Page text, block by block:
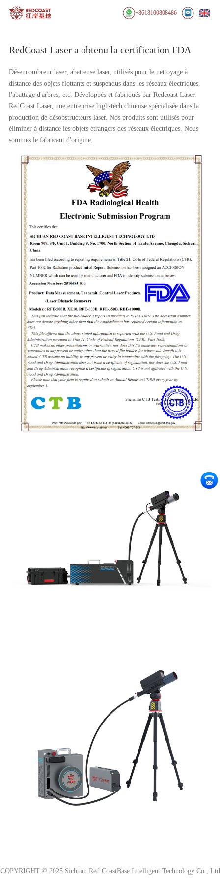
+8618100808486
RedCoast Laser a obtenu la certification FDA
Désencombreur laser, abatteuse laser, utilisés pour le nettoyage à
distance des objets flottants et suspendus dans les réseaux électriques,
l'abattage d'arbres, etc. Développés et fabriqués par Redcoast Laser.
RedCoast Laser, une entreprise high-tech chinoise spécialisée dans la
production de désobstructeurs laser. Nos produits sont utilisés pour
éliminer à distance les objets étrangers des réseaux électriques. Nous
sommes le fabricant d'origine.
COPYRIGHT © 2025 Sichuan Red CoastBase Intelligent Technology Co., Ltd